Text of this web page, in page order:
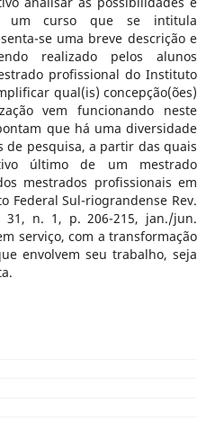
um curso que se intitula
se uma breve descrição e
realizado pelos alunos
profissional do Instituto
qual(is) concepção(ões)
vem funcionando neste
que há uma diversidade
de pesquisa, a partir das quais
último de um mestrado
mestrados profissionais em
Federal Sul-riograndense Rev.
31, n. 1, p. 206-215, jan./jun.
serviço, com a transformação
envolvem seu trabalho, seja